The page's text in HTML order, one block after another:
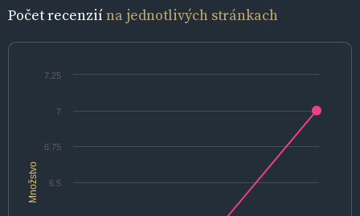
Počet recenziína jednotlivých stránkach
Množstvo 6.5
6.75
7
7.25